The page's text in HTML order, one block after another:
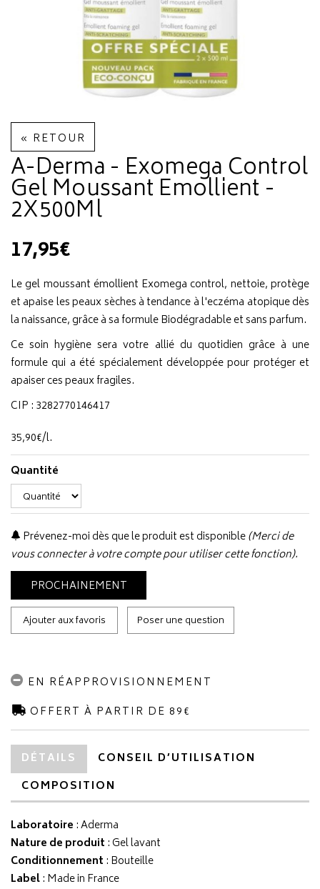
« RETOUR
A-Derma - Exomega Control
Gel Moussant Emollient -
2X500Ml
17,95€
Le gel moussant émollient Exomega control, nettoie, protège
et apaise les peaux sèches à tendance à l'eczéma atopique dès
la naissance, grâce à sa formule Biodégradable et sans parfum.
Ce soin hygiène sera votre allié du quotidien grâce à une
formule qui a été spécialement développée pour protéger et
apaiser ces peaux fragiles.
CIP : 3282770146417
35,90€/l.
Quantité
Prévenez-moi dès que le produit est disponible(Merci de
vous connecter à votre compte pour utiliser cette fonction).
PROCHAINEMENT
Ajouter aux favoris Poser une question
EN RÉAPPROVISIONNEMENT
OFFERT À PARTIR DE 89€
DÉTAILS
CONSEIL D’UTILISATION
COMPOSITION
Laboratoire :Aderma
Nature de produit : Gel lavant
Conditionnement : Bouteille
Label: Made in France